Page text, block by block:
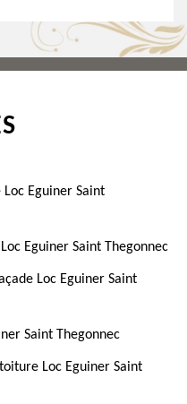
Eguiner Saint
Eguiner Saint Thegonnec
Loc Eguiner Saint
Saint Thegonnec
Loc Eguiner Saint